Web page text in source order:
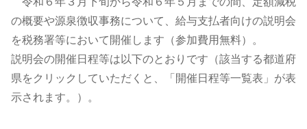
の概要や源泉徴収事務について、給与支払者向けの説明会
を税務署等において開催します（参加費用無料）。
説明会の開催日程等は以下のとおりです（該当する都道府
県をクリックしていただくと、「開催日程等一覧表」が表
示されます。）。